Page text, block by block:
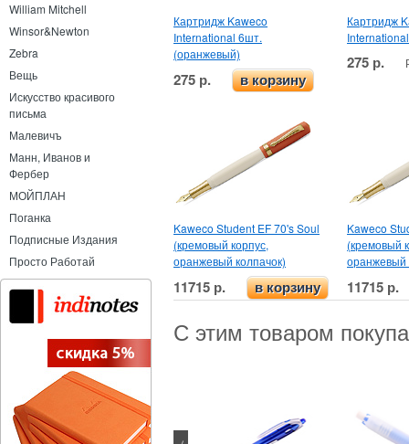
William Mitchell
Winsor&Newton
Zebra
Вещь
Искусство красивого
письма
Малевичъ
Манн, Иванов и
Фербер
МОЙПЛАН
Поганка
Подписные Издания
Просто Работай
Картридж Kaweco
International 6шт.
(оранжевый)
275 р. в корзину
Картридж
275 р.
Kaweco Student EF 70's Soul
(кремовый корпус,
оранжевый колпачок)
11715 р. в корзину
Kaweco
(кремовый
оранжевый
11715 р.
С этим товаром